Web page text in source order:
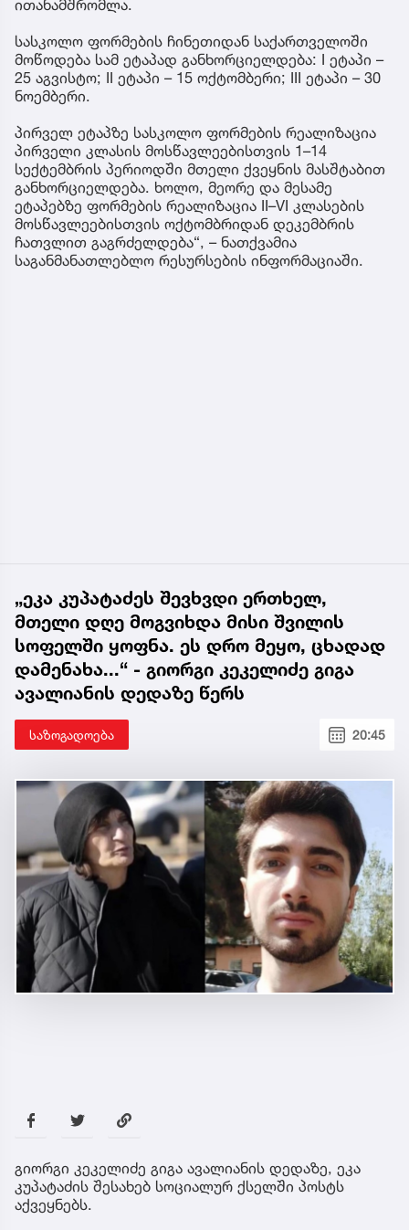
ითანამშრომლა.
სასკოლო ფორმების ჩინეთიდან საქართველოში
მოწოდება სამ ეტაპად განხორციელდება: I ეტაპი –
25 აგვისტო; II ეტაპი – 15 ოქტომბერი; III ეტაპი – 30
ნოემბერი.
პირველ ეტაპზე სასკოლო ფორმების რეალიზაცია
პირველი კლასის მოსწავლეებისთვის 1–14
სექტემბრის პერიოდში მთელი ქვეყნის მასშტაბით
განხორციელდება. ხოლო, მეორე და მესამე
ეტაპებზე ფორმების რეალიზაცია II–VI კლასების
მოსწავლეებისთვის ოქტომბრიდან დეკემბრის
ჩათვლით გაგრძელდება“, – ნათქვამია
საგანმანათლებლო რესურსების ინფორმაციაში.
„ეკა კუპატაძეს შევხვდი ერთხელ,
მთელი დღე მოგვიხდა მისი შვილის
სოფელში ყოფნა. ეს დრო მეყო, ცხადად
დამენახა...“ - გიორგი კეკელიძე გიგა
ავალიანის დედაზე წერს
საზოგადოება 20:45
გიორგი კეკელიძე გიგა ავალიანის დედაზე, ეკა
კუპატაძის შესახებ სოციალურ ქსელში პოსტს
აქვეყნებს.